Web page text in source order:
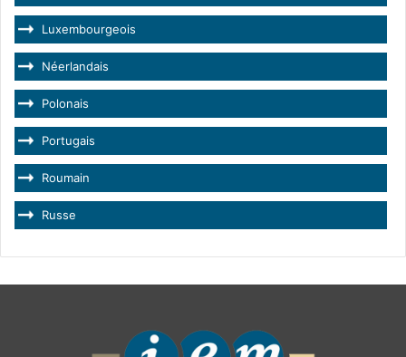
Luxembourgeois
Néerlandais
Polonais
Portugais
Roumain
Russe